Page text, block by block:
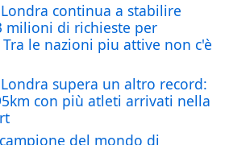
continua a stabilire
milioni di richieste per
le nazioni piu attive non c'è
supera un altro record:
con più atleti arrivati nella
del mondo di